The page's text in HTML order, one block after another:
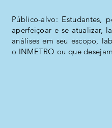
Público-alvo: Estudantes,
aperfeiçoar e se atualizar,
análises em seu escopo,
o INMETRO ou que